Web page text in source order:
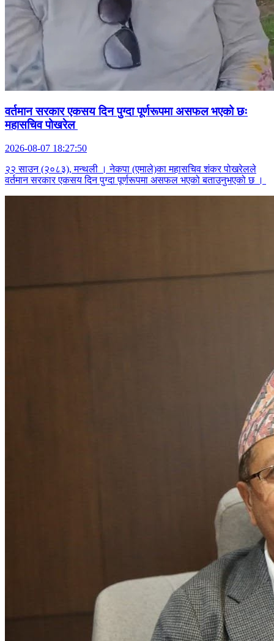
वर्तमान सरकार एकसय दिन पुग्दा पूर्णरूपमा असफल भएको छः
महासचिव पोखरेल
2026-08-07 18:27:50
२२ साउन (२०८३), मन्थली । नेकपा (एमाले)का महासचिव शंकर पोखरेलले
वर्तमान सरकार एकसय दिन पुग्दा पूर्णरूपमा असफल भएको बताउनुभएको छ ।